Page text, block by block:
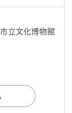
立文化博物館